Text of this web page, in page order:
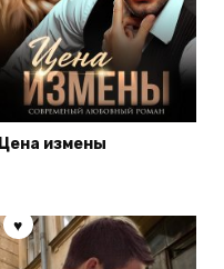
Цена измены